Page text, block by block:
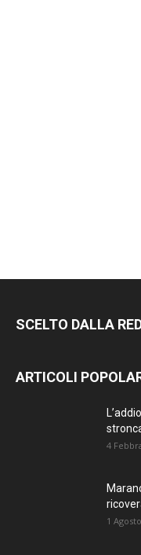
SCELTO DALLA
ARTICOLI
4
1